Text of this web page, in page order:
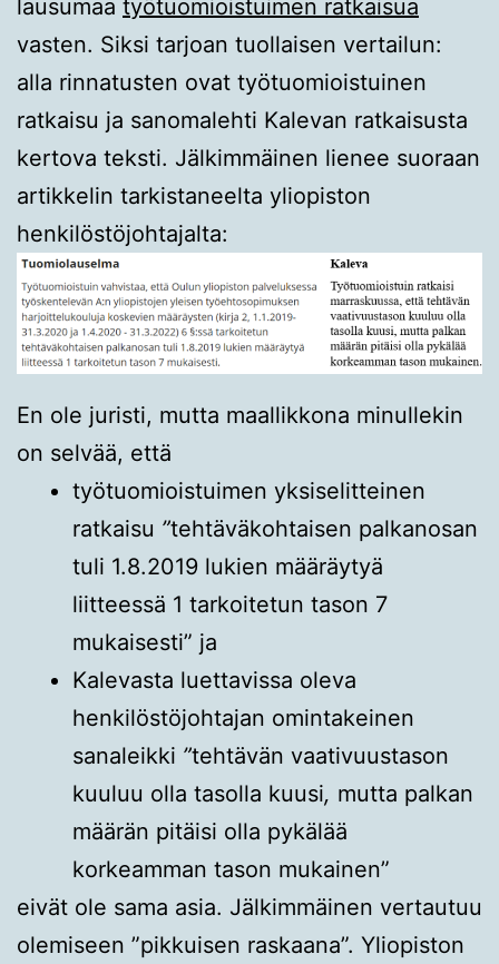
lausumaa työtuomioistuimen ratkaisua
vasten. Siksi tarjoan tuollaisen vertailun:
alla rinnatusten ovat työtuomioistuinen
ratkaisu ja sanomalehti Kalevan ratkaisusta
kertova teksti. Jälkimmäinen lienee suoraan
artikkelin tarkistaneelta yliopiston
henkilöstöjohtajalta:
En ole juristi, mutta maallikkona minullekin
on selvää, että
työtuomioistuimen yksiselitteinen
ratkaisu ”tehtäväkohtaisen palkanosan
tuli 1.8.2019 lukien määräytyä
liitteessä 1 tarkoitetun tason 7
mukaisesti” ja
Kalevasta luettavissa oleva
henkilöstöjohtajan omintakeinen
sanaleikki ”tehtävän vaativuustason
kuuluu olla tasolla kuusi, mutta palkan
määrän pitäisi olla pykälää
korkeamman tason mukainen”
eivät ole sama asia. Jälkimmäinen vertautuu
olemiseen ”pikkuisen raskaana”. Yliopiston